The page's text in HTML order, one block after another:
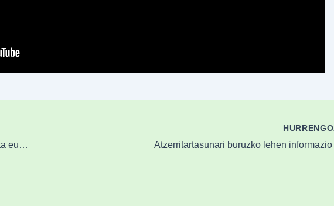
Larunbatean giro hotzagoa, hodeitsua eta euri apur bat gauean